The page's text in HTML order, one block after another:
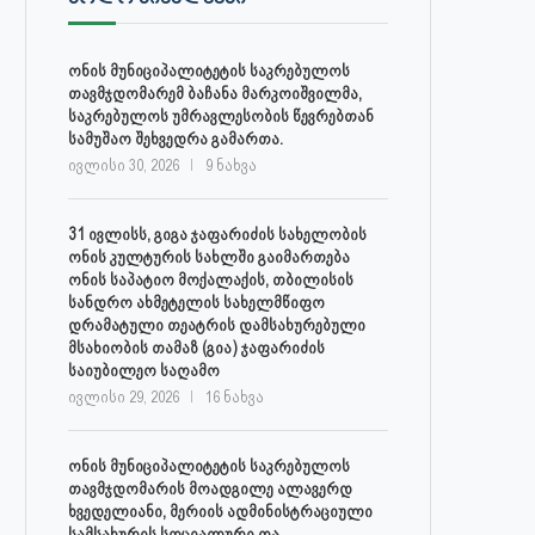
ონის მუნიციპალიტეტის საკრებულოს
თავმჯდომარემ ბაჩანა მარკოიშვილმა,
საკრებულოს უმრავლესობის წევრებთან
სამუშაო შეხვედრა გამართა.
ივლისი 30, 2026 9 ნახვა
31 ივლისს, გიგა ჯაფარიძის სახელობის
ონის კულტურის სახლში გაიმართება
ონის საპატიო მოქალაქის, თბილისის
სანდრო ახმეტელის სახელმწიფო
დრამატული თეატრის დამსახურებული
მსახიობის თამაზ (გია) ჯაფარიძის
საიუბილეო საღამო
ივლისი 29, 2026 16 ნახვა
ონის მუნიციპალიტეტის საკრებულოს
თავმჯდომარის მოადგილე ალავერდ
ხვედელიანი, მერიის ადმინისტრაციული